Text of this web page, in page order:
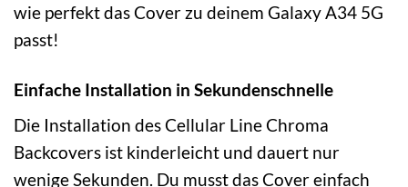
wie perfekt das Cover zu deinem Galaxy A34 5G
passt!
Einfache Installation in Sekundenschnelle
Die Installation des Cellular Line Chroma
Backcovers ist kinderleicht und dauert nur
wenige Sekunden. Du musst das Cover einfach